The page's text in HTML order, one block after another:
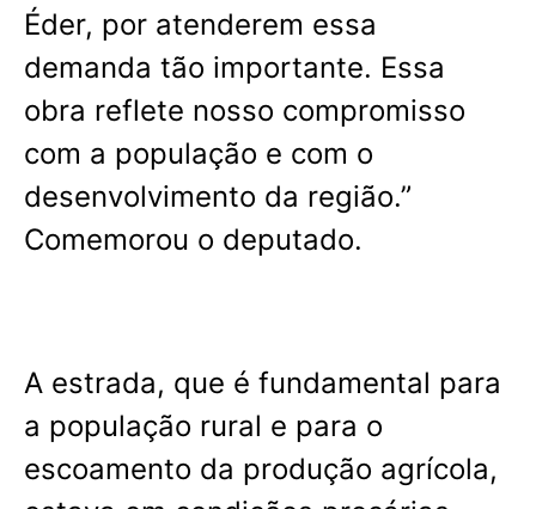
Éder, por atenderem essa
demanda tão importante. Essa
obra reflete nosso compromisso
com a população e com o
desenvolvimento da região.”
Comemorou o deputado.
A estrada, que é fundamental para
a população rural e para o
escoamento da produção agrícola,